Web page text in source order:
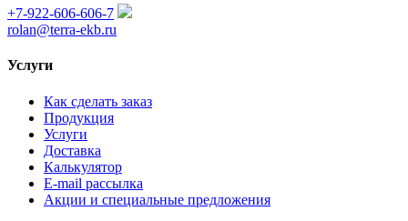
+7-922-606-606-7
rolan@terra-ekb.ru
Услуги
Как сделать заказ
Продукция
Услуги
Доставка
Калькулятор
E-mail рассылка
Акции и специальные предложения